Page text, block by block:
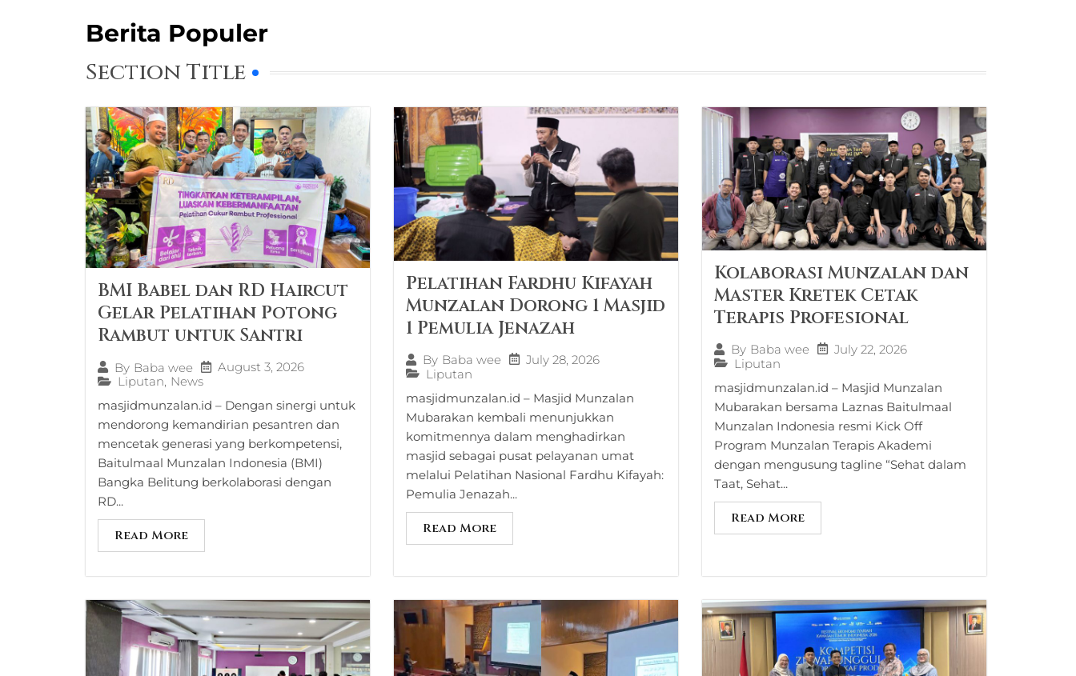
Berita Populer
Section Title
BMI Babel dan RD Haircut
Gelar Pelatihan Potong
Rambut untuk Santri
By Baba wee
August 3, 2026
Liputan, News
masjidmunzalan.id – Dengan sinergi untuk
mendorong kemandirian pesantren dan
mencetak generasi yang berkompetensi,
Baitulmaal Munzalan Indonesia (BMI)
Bangka Belitung berkolaborasi dengan
RD...
Read More
Pelatihan Fardhu Kifayah
Munzalan Dorong 1 Masjid
1 Pemulia Jenazah
By Baba wee
July 28, 2026
Liputan
masjidmunzalan.id – Masjid Munzalan
Mubarakan kembali menunjukkan
komitmennya dalam menghadirkan
masjid sebagai pusat pelayanan umat
melalui Pelatihan Nasional Fardhu Kifayah:
Pemulia Jenazah...
Read More
Kolaborasi Munzalan dan
Master Kretek Cetak
Terapis Profesional
By Baba wee
July 22, 2026
Liputan
masjidmunzalan.id – Masjid Munzalan
Mubarakan bersama Laznas Baitulmaal
Munzalan Indonesia resmi Kick Off
Program Munzalan Terapis Akademi
dengan mengusung tagline “Sehat dalam
Taat, Sehat...
Read More